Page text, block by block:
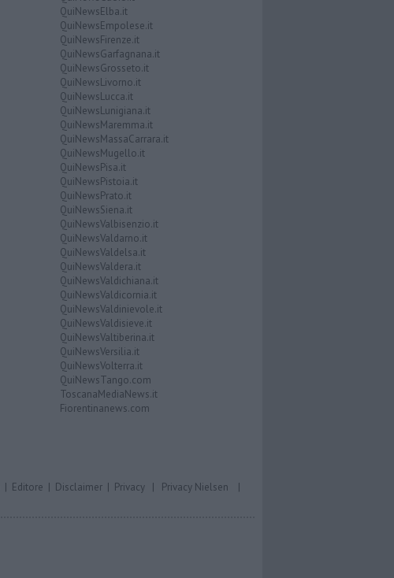
QuiNewsElba.it
QuiNewsEmpolese.it
QuiNewsFirenze.it
QuiNewsGarfagnana.it
QuiNewsGrosseto.it
QuiNewsLivorno.it
QuiNewsLucca.it
QuiNewsLunigiana.it
QuiNewsMaremma.it
QuiNewsMassaCarrara.it
QuiNewsMugello.it
QuiNewsPisa.it
QuiNewsPistoia.it
QuiNewsPrato.it
QuiNewsSiena.it
QuiNewsValbisenzio.it
QuiNewsValdarno.it
QuiNewsValdelsa.it
QuiNewsValdera.it
QuiNewsValdichiana.it
QuiNewsValdicornia.it
QuiNewsValdinievole.it
QuiNewsValdisieve.it
QuiNewsValtiberina.it
QuiNewsVersilia.it
QuiNewsVolterra.it
QuiNewsTango.com
ToscanaMediaNews.it
Fiorentinanews.com
| Editore | Disclaimer | Privacy | Privacy Nielsen |